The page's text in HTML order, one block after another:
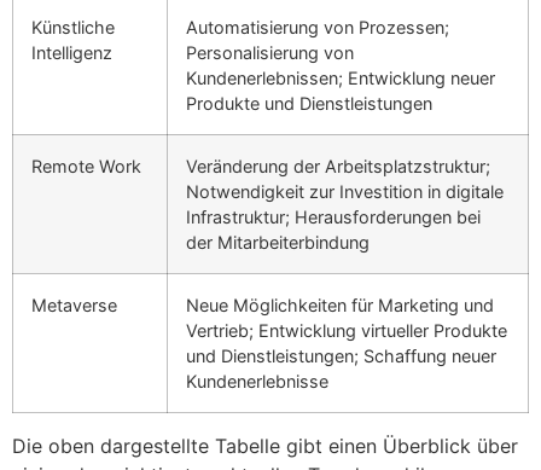
Künstliche
Intelligenz
Automatisierung von Prozessen;
Personalisierung von
Kundenerlebnissen; Entwicklung neuer
Produkte und Dienstleistungen
Remote Work
Veränderung der Arbeitsplatzstruktur;
Notwendigkeit zur Investition in digitale
Infrastruktur; Herausforderungen bei
der Mitarbeiterbindung
Metaverse
Neue Möglichkeiten für Marketing und
Vertrieb; Entwicklung virtueller Produkte
und Dienstleistungen; Schaffung neuer
Kundenerlebnisse
Die oben dargestellte Tabelle gibt einen Überblick über